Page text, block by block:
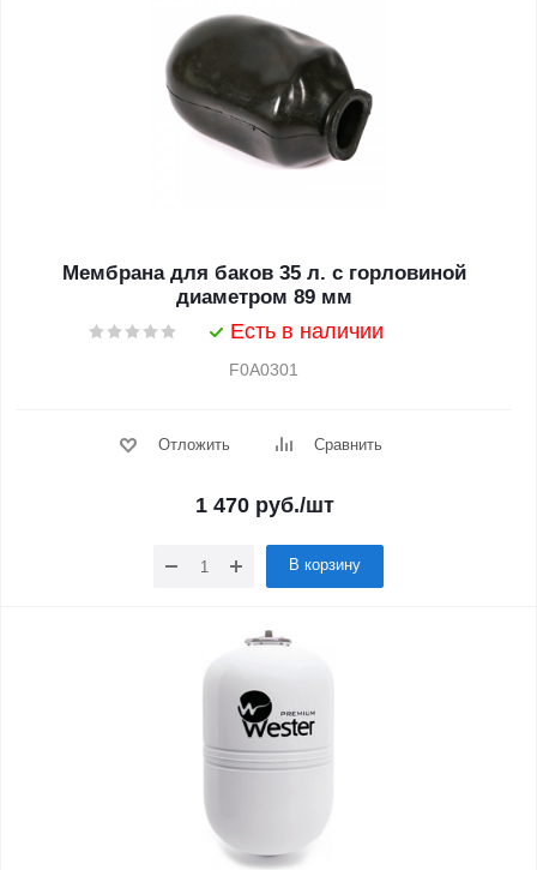
Мембрана для баков 35 л. с горловиной
диаметром 89 мм
Есть в наличии
F0A0301
Отложить Сравнить
1 470руб./шт
В корзину